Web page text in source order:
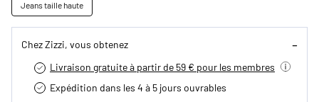
Jeans taille haute
Chez Zizzi, vous obtenez
Livraison gratuite à partir de 59 € pour les membres
Expédition dans les 4 à 5 jours ouvrables